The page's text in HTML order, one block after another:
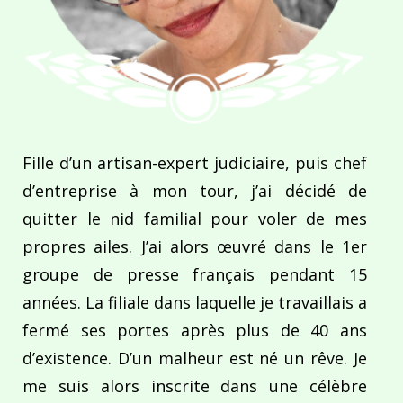
Fille d’un artisan-expert judiciaire, puis chef
d’entreprise à mon tour, j’ai décidé de
quitter le nid familial pour voler de mes
propres ailes. J’ai alors œuvré dans le 1er
groupe de presse français pendant 15
années. La filiale dans laquelle je travaillais a
fermé ses portes après plus de 40 ans
d’existence. D’un malheur est né un rêve. Je
me suis alors inscrite dans une célèbre